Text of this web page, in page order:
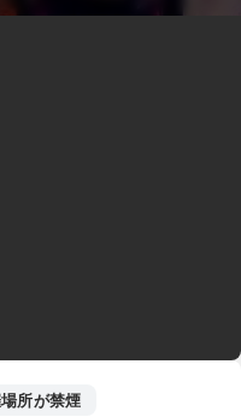
所が禁煙